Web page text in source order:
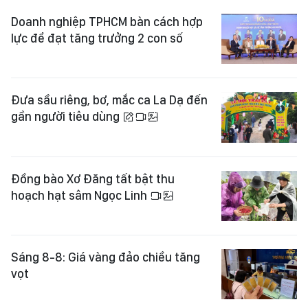
Doanh nghiệp TPHCM bàn cách hợp
lực để đạt tăng trưởng 2 con số
Đưa sầu riêng, bơ, mắc ca La Dạ đến
gần người tiêu dùng
Đồng bào Xơ Đăng tất bật thu
hoạch hạt sâm Ngọc Linh
Sáng 8-8: Giá vàng đảo chiều tăng
vọt